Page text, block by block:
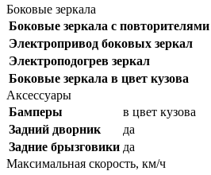
Боковые зеркала
Боковые зеркала с повторителями
Электропривод боковых зеркал
Электроподогрев зеркал
Боковые зеркала в цвет кузова
Аксессуары
Бамперы
в цвет кузова
Задний дворник
да
Задние брызговики да
Максимальная скорость, км/ч